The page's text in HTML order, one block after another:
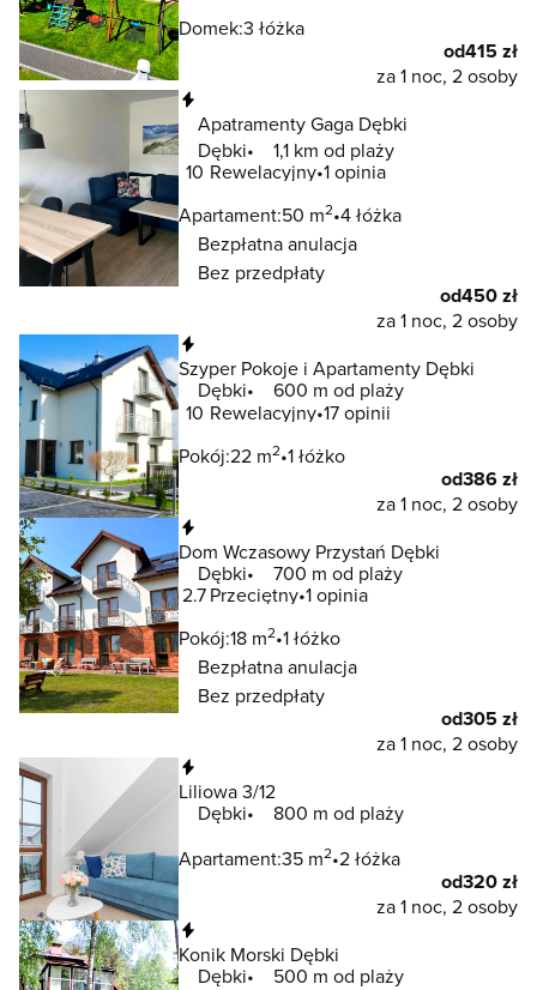
Domek:3 łóżka
od415 zł
za 1 noc, 2 osoby
Apatramenty Gaga Dębki
Dębki
1,1 km od plaży
10 Rewelacyjny 1 opinia
Apartament:50 m2 4 łóżka
Bezpłatna anulacja
Bez przedpłaty
od450 zł
za 1 noc, 2 osoby
Szyper Pokoje i Apartamenty Dębki
Dębki
600 m od plaży
10 Rewelacyjny 17 opinii
Pokój:22 m2 1 łóżko
od386 zł
za 1 noc, 2 osoby
Dom Wczasowy Przystań Dębki
Dębki
700 m od plaży
2.7Przeciętny 1 opinia
Pokój:18 m2 1 łóżko
Bezpłatna anulacja
Bez przedpłaty
od305 zł
za 1 noc, 2 osoby
Liliowa 3/12
Dębki
800 m od plaży
Apartament:35 m2 2 łóżka
od320 zł
za 1 noc, 2 osoby
Konik Morski Dębki
Dębki
500 m od plaży